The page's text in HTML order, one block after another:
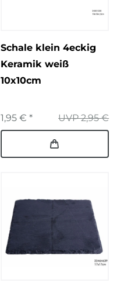
Schale klein 4eckig
Keramik weiß
10x10cm
UVP 2,95 €
1,95 € *